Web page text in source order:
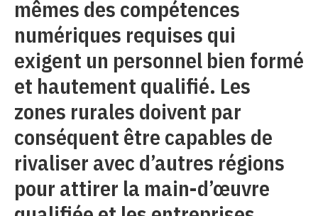
mêmes des compétences
numériques requises qui
exigent un personnel bien formé
et hautement qualifié. Les
zones rurales doivent par
conséquent être capables de
rivaliser avec d’autres régions
pour attirer la main-d’œuvre